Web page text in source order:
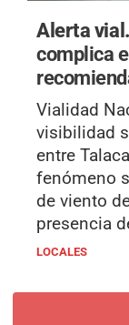
Alerta vial.
complica
Vialidad
visibilidad
entre
fenómeno
de viento
presencia
LOCALES